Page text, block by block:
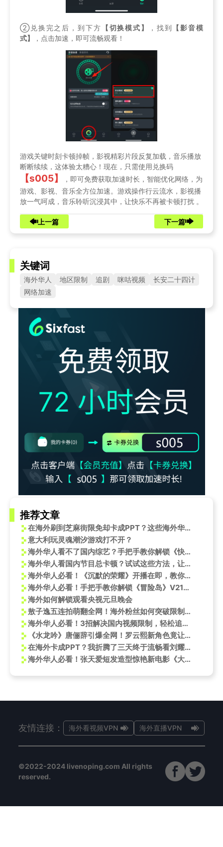
②兑换完之后，到下方 【切换模式】 ，找到
【影音模
式】
，点击加速，即可流畅观看！
游戏关键时刻卡顿掉帧，影视精彩片段反复加载，音乐播放
断断续续，这体验太糟心！现在，只需使用兑换码
【s005】
，即可免费获取加速时长，智能优化网络，为
游戏、影视、音乐全方位加速。游戏操作行云流水，影视播
放一气呵成，音乐聆听沉浸其中，让快乐不再被卡顿打扰 。
上一篇 下一篇
关键词
海外华人 地区限制 追剧 咪咕视频
长安二十四计
网络加速
推荐文章
在海外刷到芝麻街限免却卡成PPT？这些海外华人的崩溃瞬间太真实了
意大利玩灵魂潮汐游戏打不开？
海外华人看不了国内综艺？手把手教你解锁《快手夏日游音节》等限定内容
海外华人看国内节目总卡顿？试试这些方法，让你流畅追剧听歌无压力
海外华人必看！《沉默的荣耀》开播在即，教你如何突破地区限制流畅追剧
海外华人必看！手把手教你解锁《冒险岛》V217新版本，告别地区限制卡顿烦恼
海外如何解锁观看央视元旦晚会
敖子逸五连拍萌翻全网！海外粉丝如何突破限制同步追星？
海外华人必看！3招解决国内视频限制，轻松追《星际信使》等优质内容
《水龙吟》唐俪辞引爆全网！罗云熙新角色竟让粉丝疯狂补尾款求同款
在海外卡成PPT？我折腾了三天终于流畅看刘耀文直播，这个方法真香！
海外华人必看！张天爱短发造型惊艳新电影《大白桃》，手把手教你解锁地区限制畅快观影
友情连接： 海外看视频VPN 海外直播VPN
©2022-2024 livenoping.com All rights
reserved.